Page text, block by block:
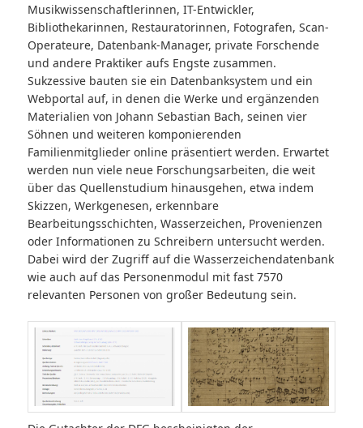
Musikwissenschaftlerinnen, IT-Entwickler,
Bibliothekarinnen, Restauratorinnen, Fotografen, Scan-
Operateure, Datenbank-Manager, private Forschende
und andere Praktiker aufs Engste zusammen.
Sukzessive bauten sie ein Datenbanksystem und ein
Webportal auf, in denen die Werke und ergänzenden
Materialien von Johann Sebastian Bach, seinen vier
Söhnen und weiteren komponierenden
Familienmitglieder online präsentiert werden. Erwartet
werden nun viele neue Forschungsarbeiten, die weit
über das Quellenstudium hinausgehen, etwa indem
Skizzen, Werkgenesen, erkennbare
Bearbeitungsschichten, Wasser­zeichen, Provenienzen
oder Informationen zu Schreibern untersucht werden.
Dabei wird der Zugriff auf die Wasserzeichendatenbank
wie auch auf das Personenmodul mit fast 7570
relevanten Personen von großer Bedeutung sein.